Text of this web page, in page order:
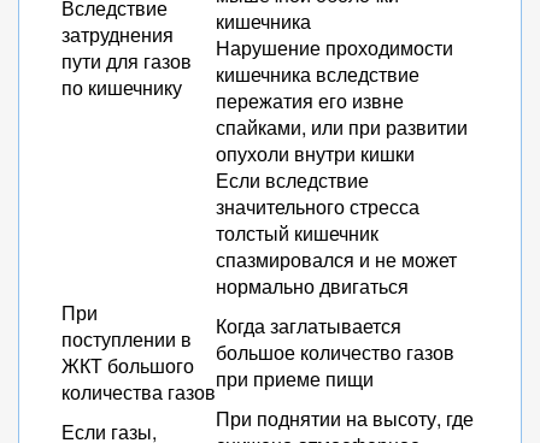
Вследствие
затруднения
пути для газов
по кишечнику
кишечника
Нарушение проходимости
кишечника вследствие
пережатия его извне
спайками, или при развитии
опухоли внутри кишки
Если вследствие
значительного стресса
толстый кишечник
спазмировался и не может
нормально двигаться
При
поступлении в
ЖКТ большого
количества газов
Когда заглатывается
большое количество газов
при приеме пищи
Если газы,
При поднятии на высоту, где